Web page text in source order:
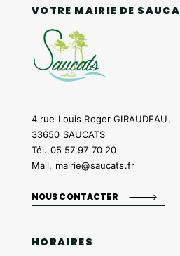
VOTRE MAIRIE DE
4 rue Louis Roger GIRAUDEAU,
33650 SAUCATS
Tél. 05 57 97 70 20
Mail. mairie@saucats.fr
NOUS CONTACTER
HORAIRES